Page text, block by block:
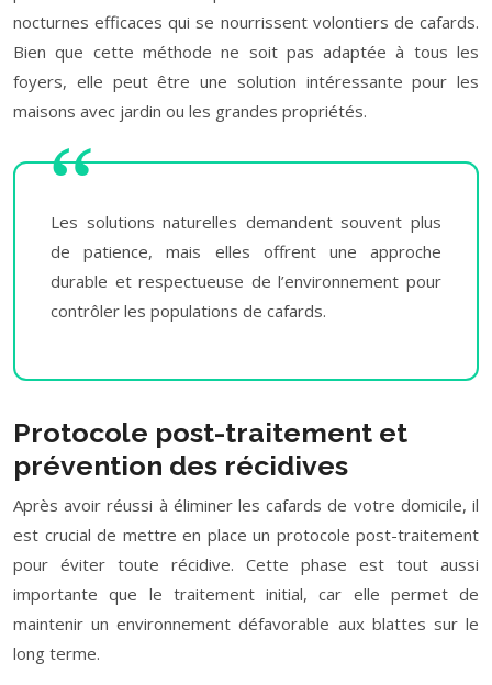
nocturnes efficaces qui se nourrissent volontiers de cafards.
Bien que cette méthode ne soit pas adaptée à tous les
foyers, elle peut être une solution intéressante pour les
maisons avec jardin ou les grandes propriétés.
Les solutions naturelles demandent souvent plus
de patience, mais elles offrent une approche
durable et respectueuse de l’environnement pour
contrôler les populations de cafards.
Protocole post-traitement et
prévention des récidives
Après avoir réussi à éliminer les cafards de votre domicile, il
est crucial de mettre en place un protocole post-traitement
pour éviter toute récidive. Cette phase est tout aussi
importante que le traitement initial, car elle permet de
maintenir un environnement défavorable aux blattes sur le
long terme.